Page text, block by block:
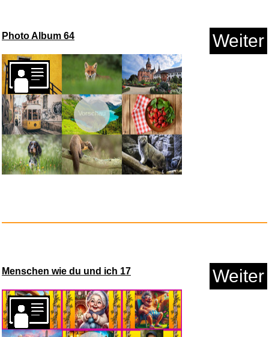
Anzeige
Photo Album 64 Weiter
Vorschau
Menschen wie du und ich 17 Weiter